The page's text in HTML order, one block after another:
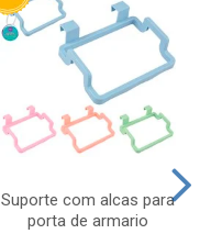
Suporte com alcas para
porta de armario